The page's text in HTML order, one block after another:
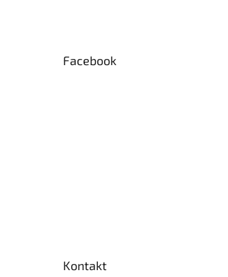
Facebook
Kontakt